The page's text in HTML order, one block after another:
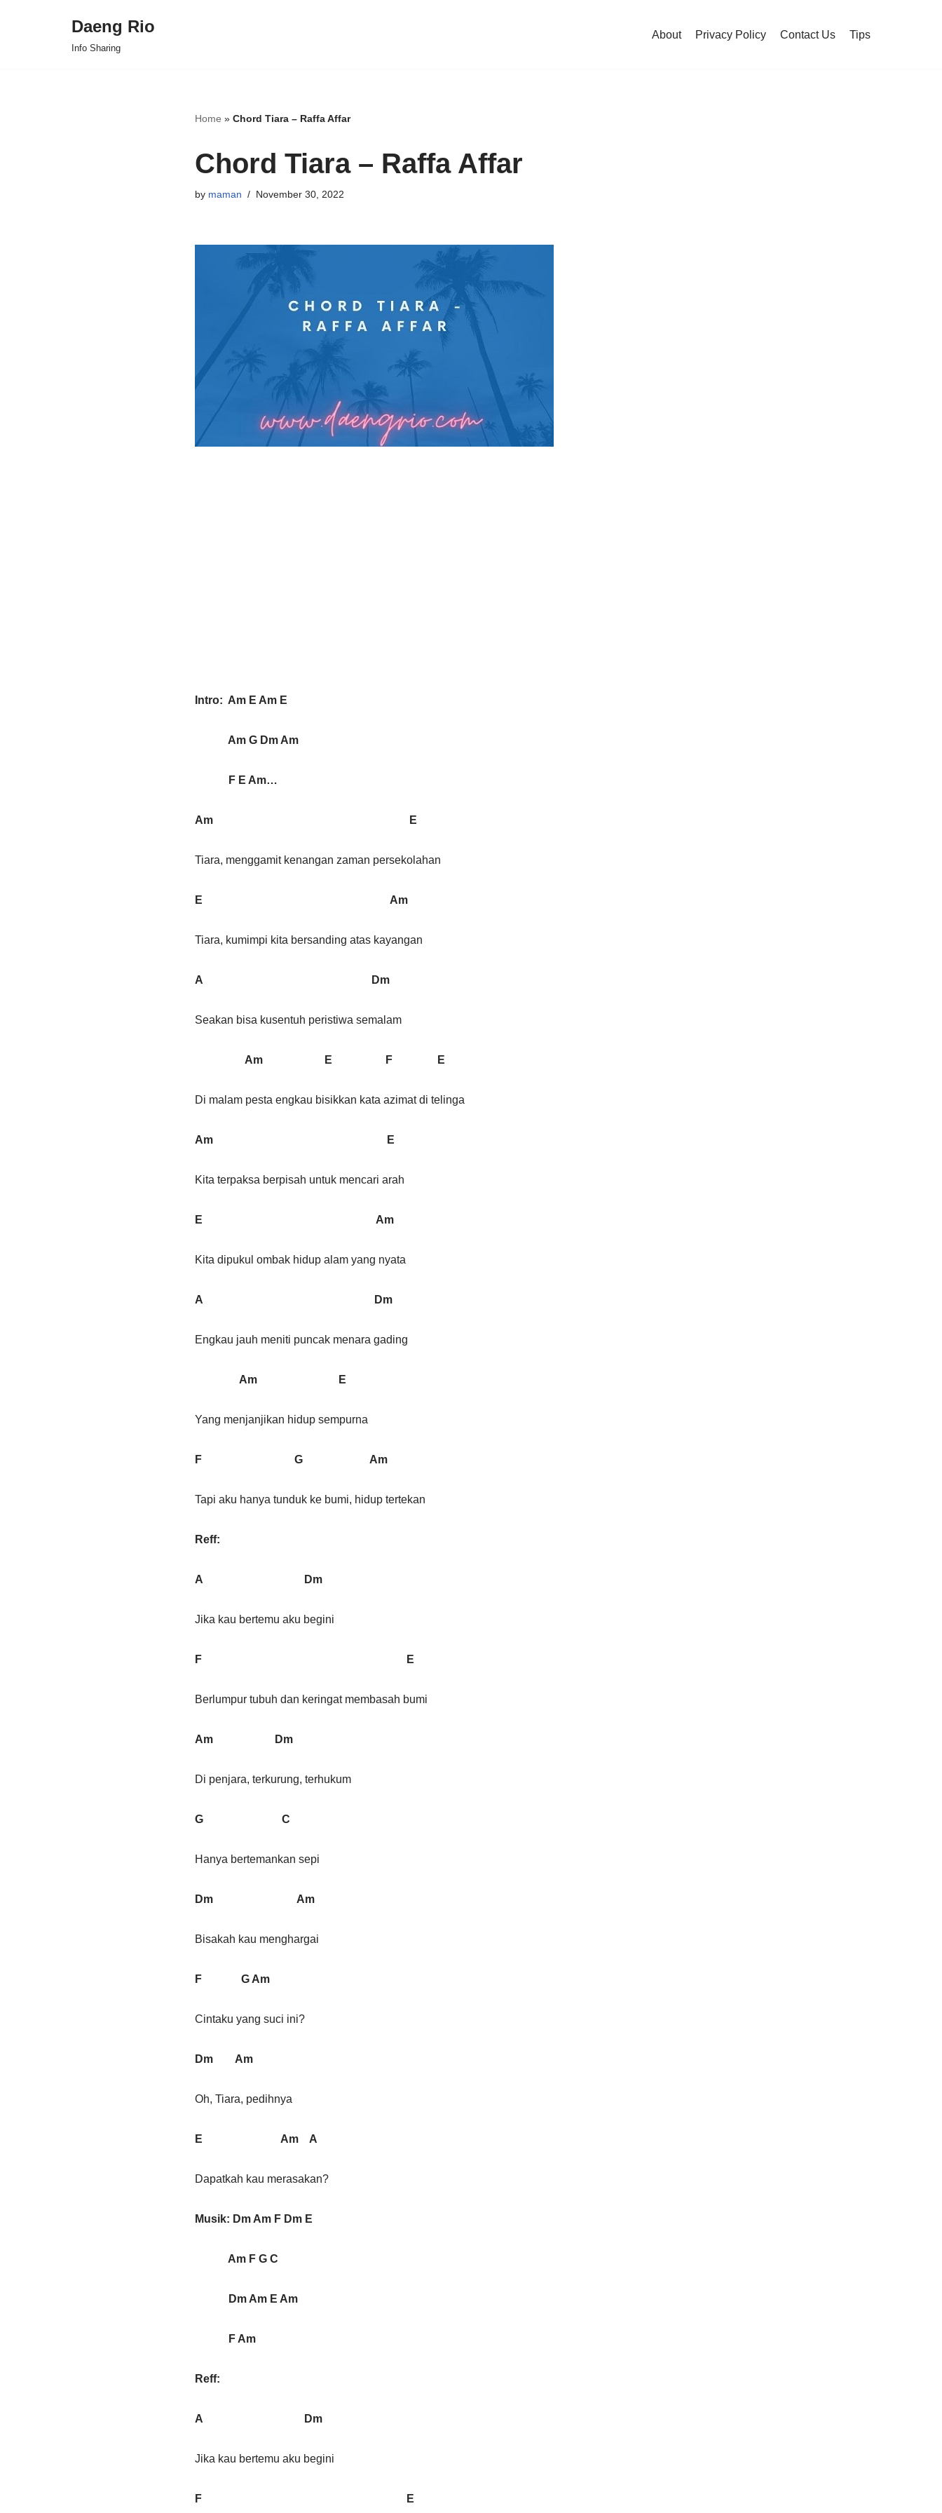
Daeng Rio
Info Sharing
About Privacy Policy Contact Us Tips
Home » Chord Tiara – Raffa Affar
Chord Tiara – Raffa Affar
by maman November 30, 2022
Intro: Am E Am E
Am G Dm Am
F E Am…
Am E
Tiara, menggamit kenangan zaman persekolahan
E Am
Tiara, kumimpi kita bersanding atas kayangan
A Dm
Seakan bisa kusentuh peristiwa semalam
Am E F E
Di malam pesta engkau bisikkan kata azimat di telinga
Am E
Kita terpaksa berpisah untuk mencari arah
E Am
Kita dipukul ombak hidup alam yang nyata
A Dm
Engkau jauh meniti puncak menara gading
Am E
Yang menjanjikan hidup sempurna
F G Am
Tapi aku hanya tunduk ke bumi, hidup tertekan
Reff:
A Dm
Jika kau bertemu aku begini
F E
Berlumpur tubuh dan keringat membasah bumi
Am Dm
Di penjara, terkurung, terhukum
G C
Hanya bertemankan sepi
Dm Am
Bisakah kau menghargai
F G Am
Cintaku yang suci ini?
Dm Am
Oh, Tiara, pedihnya
E Am A
Dapatkah kau merasakan?
Musik: Dm Am F Dm E
Am F G C
Dm Am E Am
F Am
Reff:
A Dm
Jika kau bertemu aku begini
F E